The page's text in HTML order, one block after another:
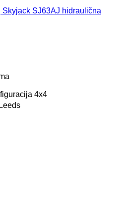
Skyjack SJ63AJ hidraulična
4x4